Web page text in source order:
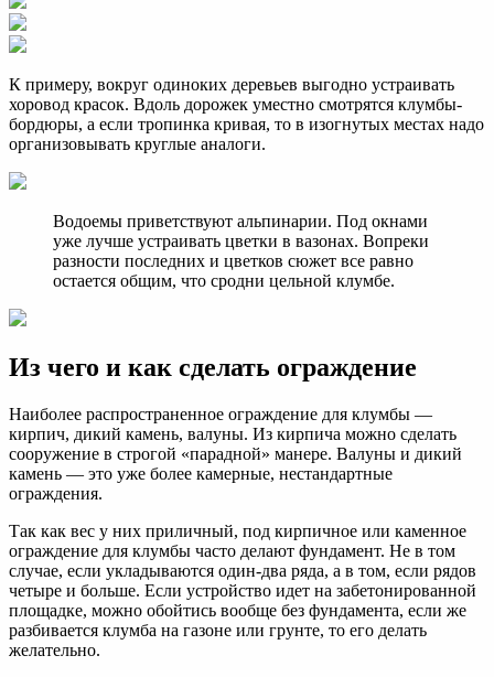
К примеру, вокруг одиноких деревьев выгодно устраивать
хоровод красок. Вдоль дорожек уместно смотрятся клумбы-
бордюры, а если тропинка кривая, то в изогнутых местах надо
организовывать круглые аналоги.
Водоемы приветствуют альпинарии. Под окнами
уже лучше устраивать цветки в вазонах. Вопреки
разности последних и цветков сюжет все равно
остается общим, что сродни цельной клумбе.
Из чего и как сделать ограждение
Наиболее распространенное ограждение для клумбы —
кирпич, дикий камень, валуны. Из кирпича можно сделать
сооружение в строгой «парадной» манере. Валуны и дикий
камень — это уже более камерные, нестандартные
ограждения.
Так как вес у них приличный, под кирпичное или каменное
ограждение для клумбы часто делают фундамент. Не в том
случае, если укладываются один-два ряда, а в том, если рядов
четыре и больше. Если устройство идет на забетонированной
площадке, можно обойтись вообще без фундамента, если же
разбивается клумба на газоне или грунте, то его делать
желательно.